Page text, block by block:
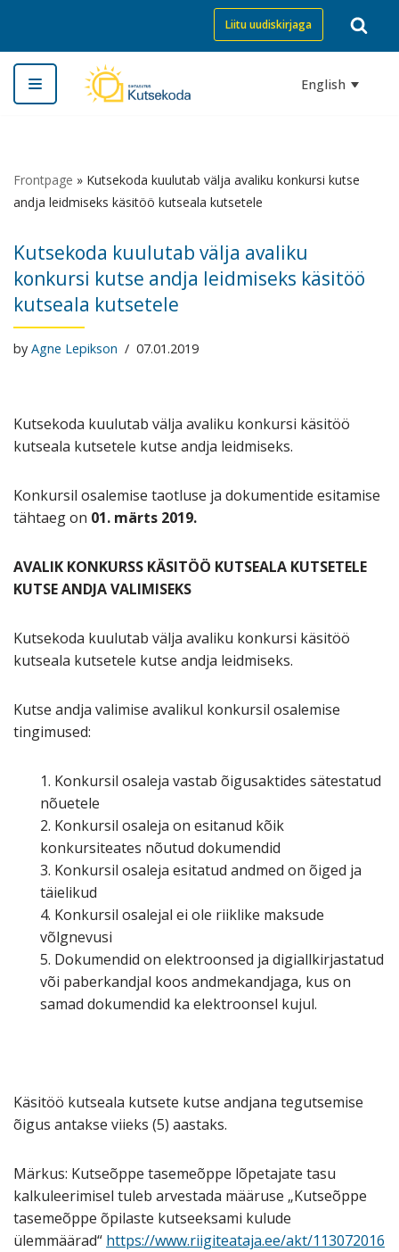
Skip
to
content
Liitu uudiskirjaga
English
Frontpage » Kutsekoda kuulutab välja avaliku konkursi kutse
andja leidmiseks käsitöö kutseala kutsetele
Kutsekoda kuulutab välja avaliku
konkursi kutse andja leidmiseks käsitöö
kutseala kutsetele
by Agne Lepikson 07.01.2019
Kutsekoda kuulutab välja avaliku konkursi käsitöö
kutseala kutsetele kutse andja leidmiseks.
Konkursil osalemise taotluse ja dokumentide esitamise
tähtaeg on 01. märts 2019.
AVALIK KONKURSS KÄSITÖÖ KUTSEALA KUTSETELE
KUTSE ANDJA VALIMISEKS
Kutsekoda kuulutab välja avaliku konkursi käsitöö
kutseala kutsetele kutse andja leidmiseks.
Kutse andja valimise avalikul konkursil osalemise
tingimused:
1. Konkursil osaleja vastab õigusaktides sätestatud
nõuetele
2. Konkursil osaleja on esitanud kõik
konkursiteates nõutud dokumendid
3. Konkursil osaleja esitatud andmed on õiged ja
täielikud
4. Konkursil osalejal ei ole riiklike maksude
võlgnevusi
5. Dokumendid on elektroonsed ja digiallkirjastatud
või paberkandjal koos andmekandjaga, kus on
samad dokumendid ka elektroonsel kujul.
Käsitöö kutseala kutsete kutse andjana tegutsemise
õigus antakse viieks (5) aastaks.
Märkus: Kutseõppe tasemeõppe lõpetajate tasu
kalkuleerimisel tuleb arvestada määruse „Kutseõppe
tasemeõppe õpilaste kutseeksami kulude
ülemmäärad“ https://www.riigiteataja.ee/akt/113072016